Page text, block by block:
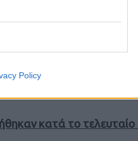
Policy
της Δυτικής Μακεδονίας
κατά το τελευταίο